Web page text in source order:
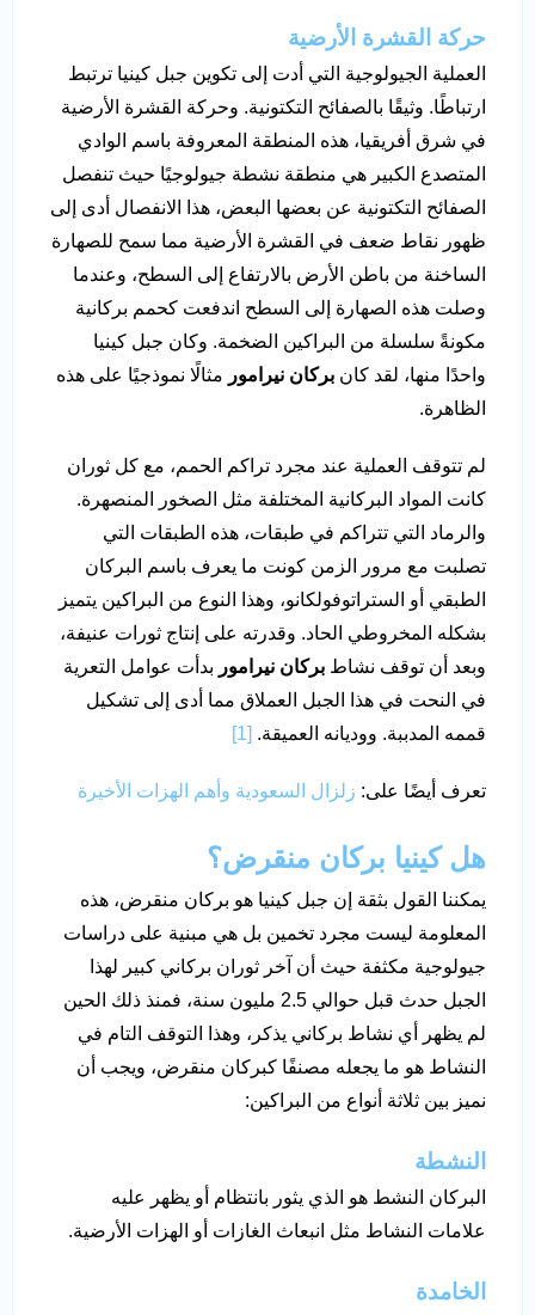
حركة القشرة الأرضية
العملية الجيولوجية التي أدت إلى تكوين جبل كينيا ترتبط
ارتباطًا. وثيقًا بالصفائح التكتونية. وحركة القشرة الأرضية
في شرق أفريقيا، هذه المنطقة المعروفة باسم الوادي
المتصدع الكبير هي منطقة نشطة جيولوجيًا حيث تنفصل
الصفائح التكتونية عن بعضها البعض، هذا الانفصال أدى إلى
ظهور نقاط ضعف في القشرة الأرضية مما سمح للصهارة
الساخنة من باطن الأرض بالارتفاع إلى السطح، وعندما
وصلت هذه الصهارة إلى السطح اندفعت كحمم بركانية
مكونةً سلسلة من البراكين الضخمة. وكان جبل كينيا
واحدًا منها، لقد كان بركان نيرامور مثالًا نموذجيًا على هذه
الظاهرة.
لم تتوقف العملية عند مجرد تراكم الحمم، مع كل ثوران
كانت المواد البركانية المختلفة مثل الصخور المنصهرة.
والرماد التي تتراكم في طبقات، هذه الطبقات التي
تصلبت مع مرور الزمن كونت ما يعرف باسم البركان
الطبقي أو الستراتوفولكانو، وهذا النوع من البراكين يتميز
بشكله المخروطي الحاد. وقدرته على إنتاج ثورات عنيفة،
وبعد أن توقف نشاط بركان نيرامور بدأت عوامل التعرية
في النحت في هذا الجبل العملاق مما أدى إلى تشكيل
قممه المدببة. ووديانه العميقة. [1]
تعرف أيضًا على: زلزال السعودية وأهم الهزات الأخيرة
هل كينيا بركان منقرض؟
يمكننا القول بثقة إن جبل كينيا هو بركان منقرض، هذه
المعلومة ليست مجرد تخمين بل هي مبنية على دراسات
جيولوجية مكثفة حيث أن آخر ثوران بركاني كبير لهذا
الجبل حدث قبل حوالي 2.5 مليون سنة، فمنذ ذلك الحين
لم يظهر أي نشاط بركاني يذكر، وهذا التوقف التام في
النشاط هو ما يجعله مصنفًا كبركان منقرض، ويجب أن
نميز بين ثلاثة أنواع من البراكين:
النشطة
البركان النشط هو الذي يثور بانتظام أو يظهر عليه
علامات النشاط مثل انبعاث الغازات أو الهزات الأرضية.
الخامدة